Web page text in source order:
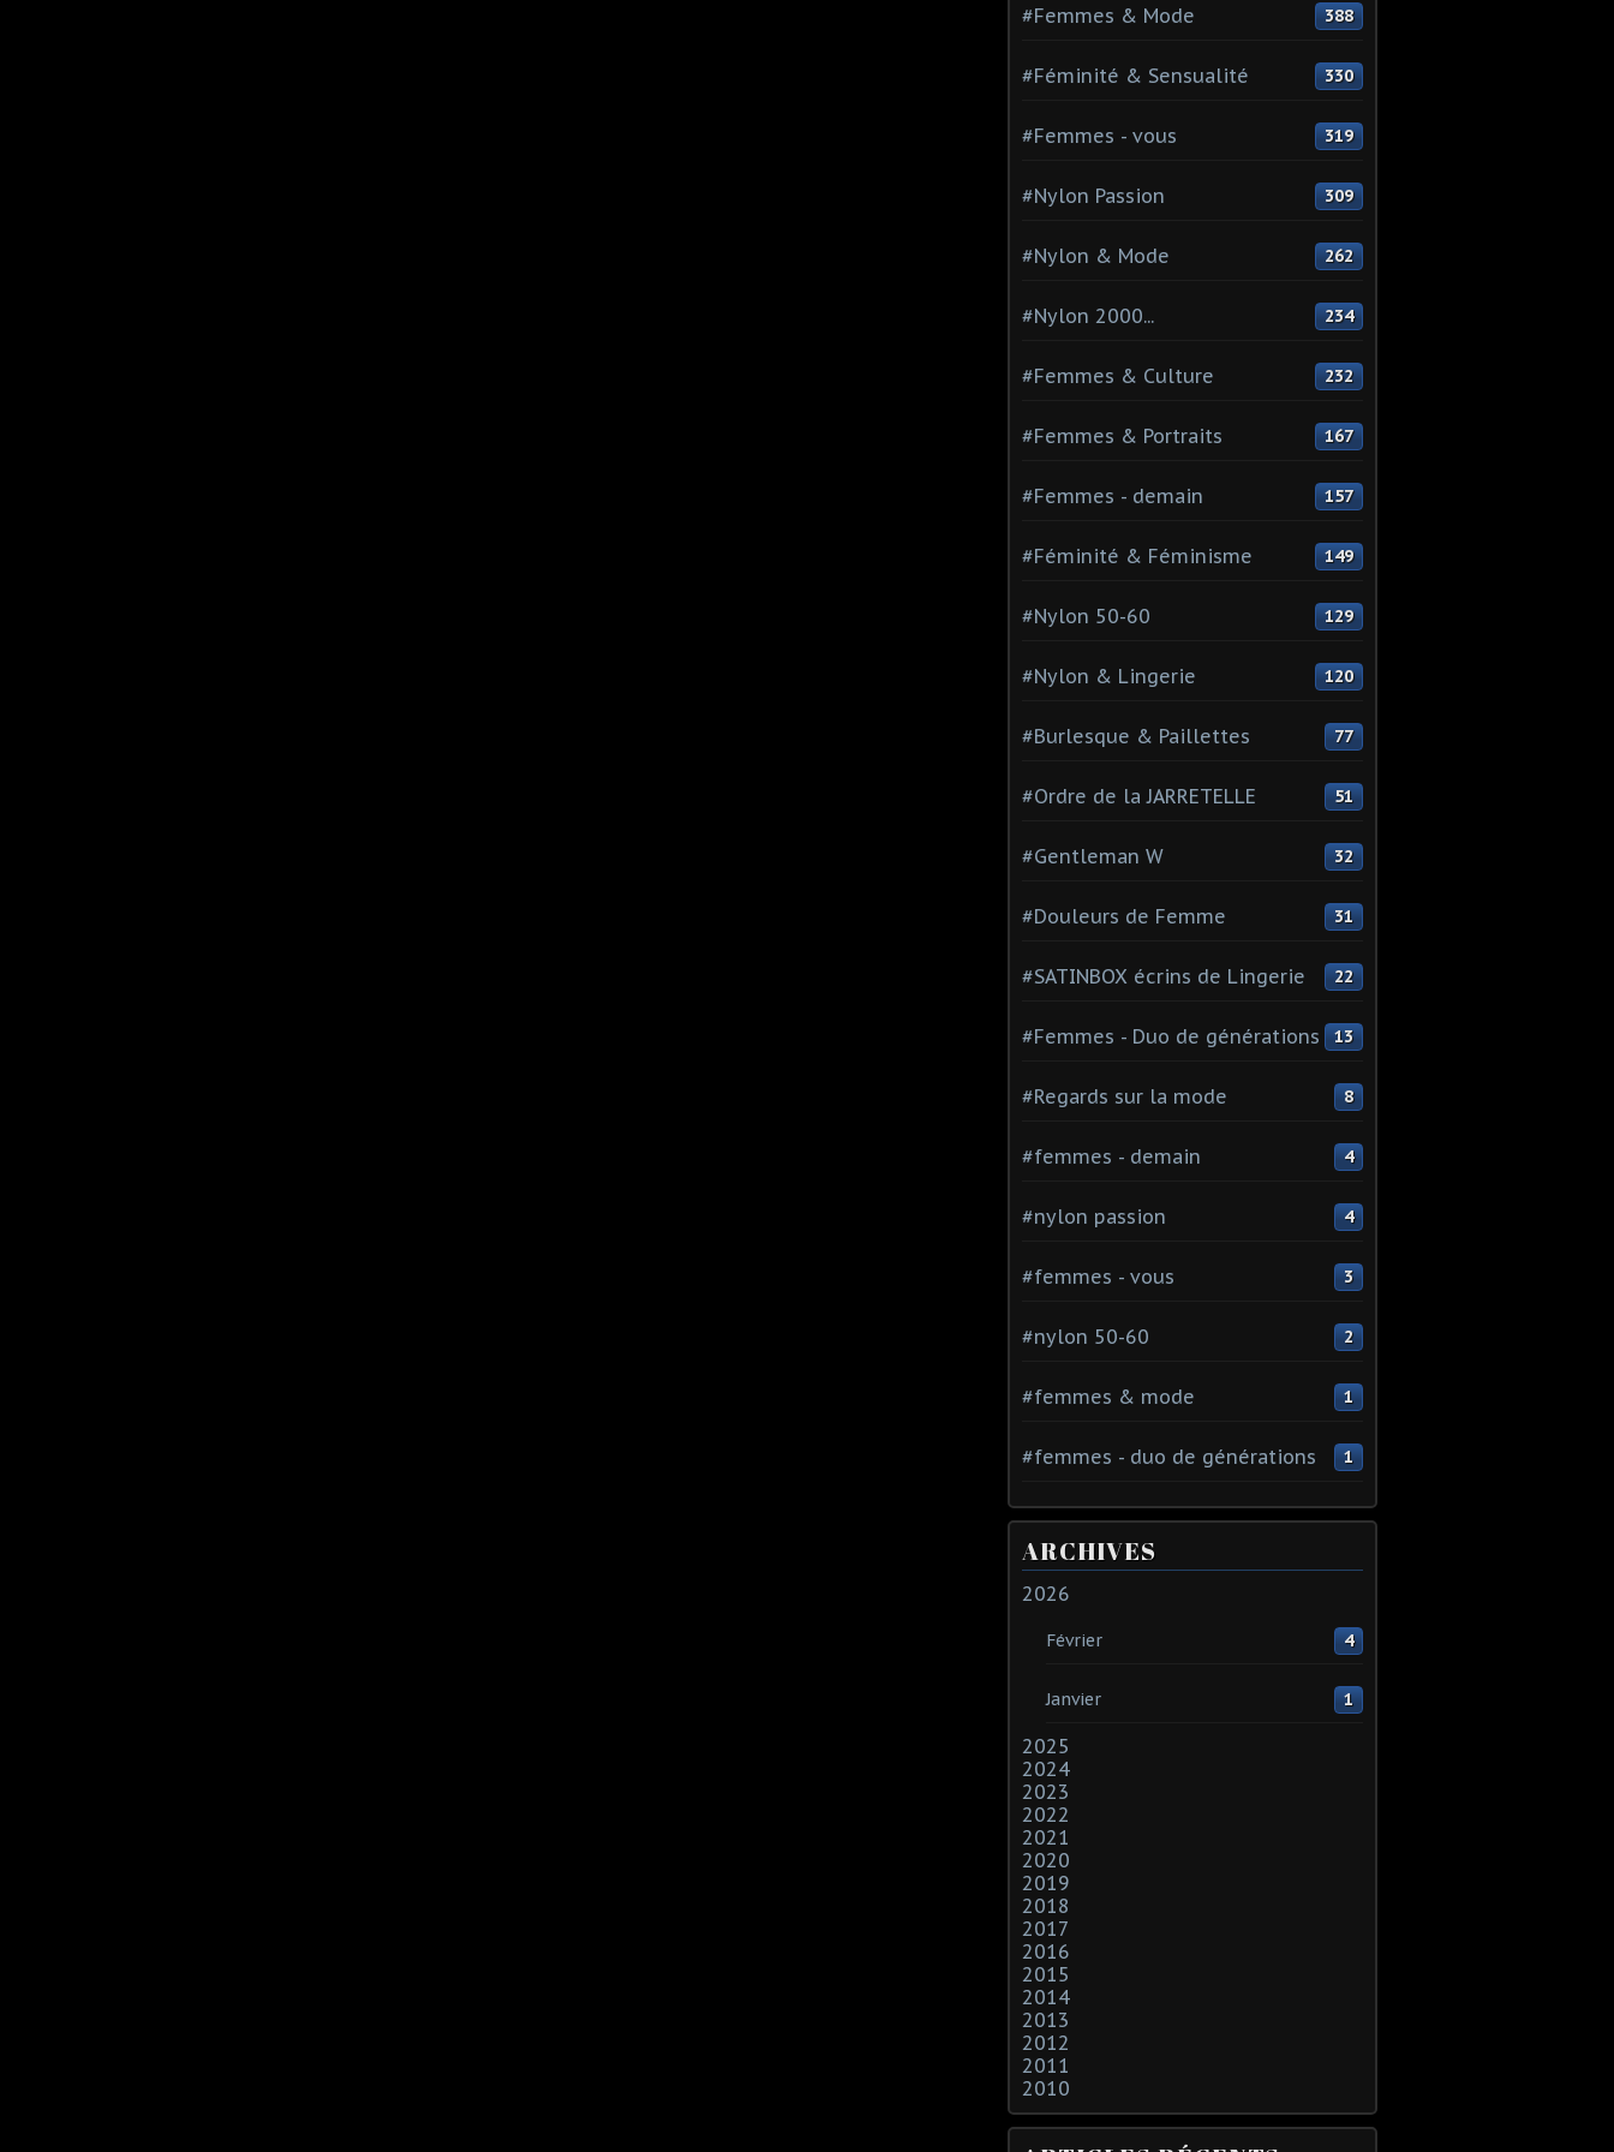
#Femmes & Mode 388
#Féminité & Sensualité 330
#Femmes - vous 319
#Nylon Passion 309
#Nylon & Mode 262
#Nylon 2000... 234
#Femmes & Culture 232
#Femmes & Portraits 167
#Femmes - demain 157
#Féminité & Féminisme 149
#Nylon 50-60 129
#Nylon & Lingerie 120
#Burlesque & Paillettes 77
#Ordre de la JARRETELLE 51
#Gentleman W 32
#Douleurs de Femme 31
#SATINBOX écrins de Lingerie 22
#Femmes - Duo de générations 13
#Regards sur la mode 8
#femmes - demain 4
#nylon passion 4
#femmes - vous 3
#nylon 50-60 2
#femmes & mode 1
#femmes - duo de générations 1
ARCHIVES
2026
Février 4
Janvier 1
2025
2024
2023
2022
2021
2020
2019
2018
2017
2016
2015
2014
2013
2012
2011
2010